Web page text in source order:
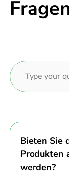
Fragen
Bieten Sie
Produkten
werden?